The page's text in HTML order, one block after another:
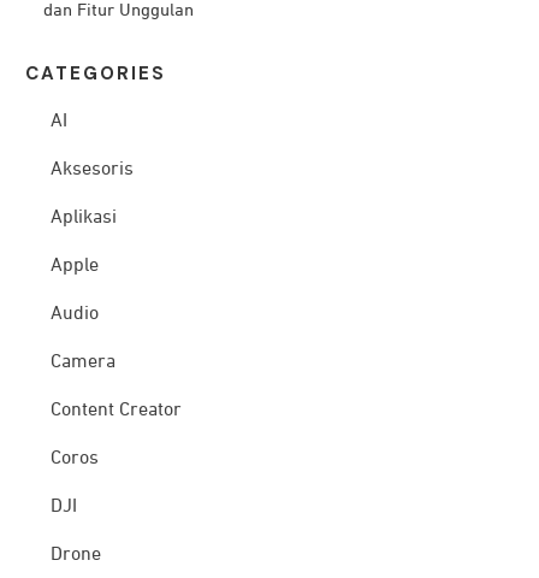
dan Fitur Unggulan
CATEG ORIES
AI
Aksesoris
Aplikasi
Apple
Audio
Camera
Content Creator
Coros
DJI
Drone